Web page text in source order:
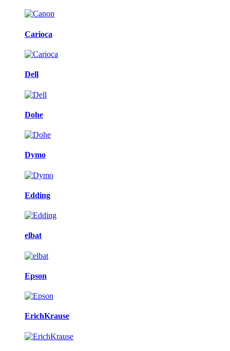
Carioca
Dell
Dohe
Dymo
Edding
elbat
Epson
ErichKrause